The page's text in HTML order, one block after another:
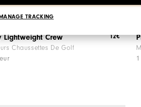
TRACKING
Lightweight Crew
Chaussettes De Golf
12€